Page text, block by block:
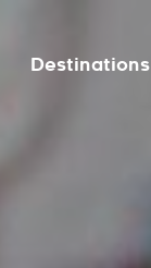
Destinations